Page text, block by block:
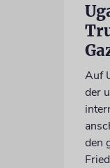
Auf
der
den